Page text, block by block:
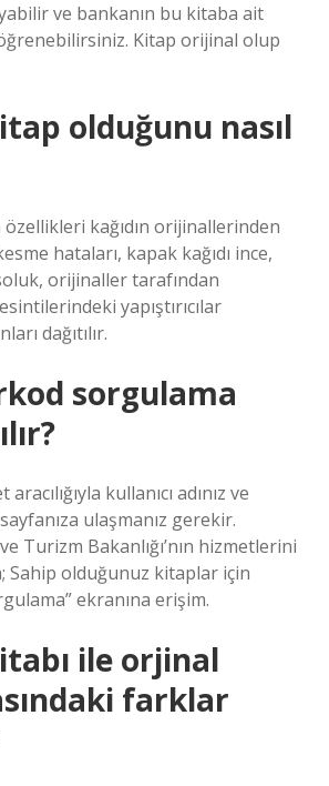
ve bankanın bu kitaba ait
öğrenebilirsiniz. Kitap orijinal olup
olduğunu nasıl
özellikleri kağıdın orijinallerinden
hataları, kapak kağıdı ince,
orijinaller tarafından
yapıştırıcılar
dağıtılır.
sorgulama
kullanıcı adınız ve
ulaşmanız gerekir.
Turizm Bakanlığı’nın hizmetlerini
Sahip olduğunuz kitaplar için
ekranına erişim.
ile orjinal
farklar